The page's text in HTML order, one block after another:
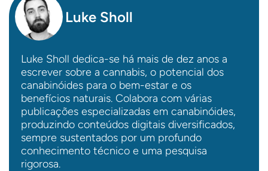
Luke Sholl
Luke Sholl dedica-se há mais de dez anos a
escrever sobre a cannabis, o potencial dos
canabinóides para o bem-estar e os
benefícios naturais. Colabora com várias
publicações especializadas em canabinóides,
produzindo conteúdos digitais diversificados,
sempre sustentados por um profundo
conhecimento técnico e uma pesquisa
rigorosa.